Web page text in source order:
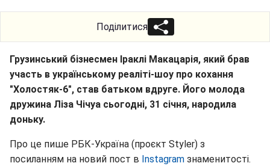
Поділитися
Грузинський бізнесмен Іраклі Макацарія, який брав
участь в українському реаліті-шоу про кохання
"Холостяк-6", став батьком вдруге. Його молода
дружина Ліза Чічуа сьогодні, 31 січня, народила
доньку.
Про це пише РБК-Україна (проєкт Styler) з
посиланням на новий пост в Instagram знаменитості.